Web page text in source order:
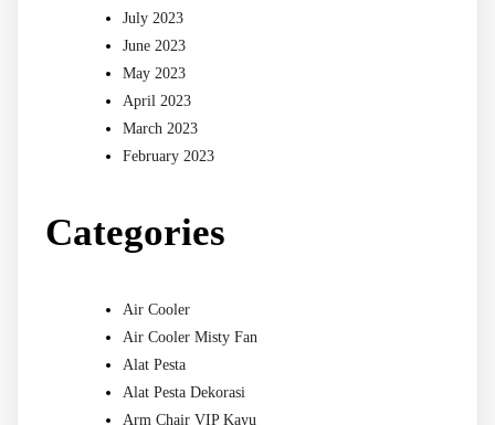
July 2023
June 2023
May 2023
April 2023
March 2023
February 2023
Categories
Air Cooler
Air Cooler Misty Fan
Alat Pesta
Alat Pesta Dekorasi
Arm Chair VIP Kayu